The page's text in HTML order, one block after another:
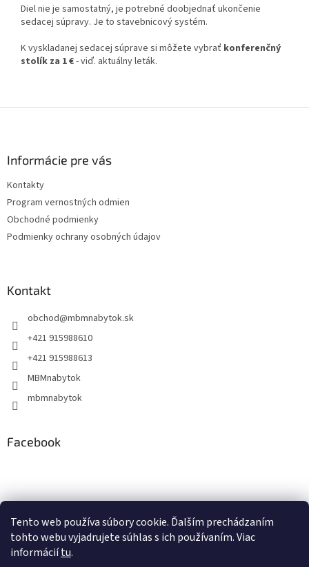
Tento web používa súbory cookie. Ďalším prechádzaním
tohto webu vyjadrujete súhlas s ich používaním. Viac
informáciítu.
Diel nie je samostatný, je potrebné doobjednať ukončenie
sedacej súpravy. Je to stavebnicový systém.
K vyskladanej sedacej súprave si môžete vybrať konferenčný
stolík za 1 €- viď. aktuálny leták.
Informácie pre vás
Kontakty
Program vernostných odmien
Obchodné podmienky
Podmienky ochrany osobných údajov
Kontakt
obchod@mbmnabytok.sk
+421 915988610
+421 915988613
MBMnabytok
mbmnabytok
Facebook
0KS / €0